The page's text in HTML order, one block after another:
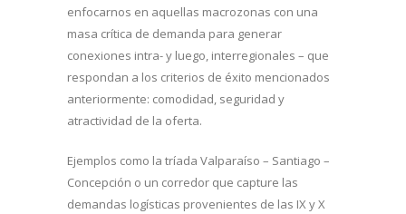
enfocarnos en aquellas macrozonas con una
masa crítica de demanda para generar
conexiones intra- y luego, interregionales – que
respondan a los criterios de éxito mencionados
anteriormente: comodidad, seguridad y
atractividad de la oferta.
Ejemplos como la tríada Valparaíso – Santiago –
Concepción o un corredor que capture las
demandas logísticas provenientes de las IX y X